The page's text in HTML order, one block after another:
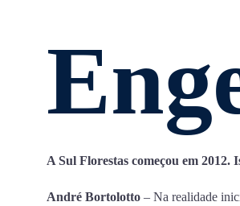
A Sul Florestas começou em 2012.
André Bortolotto – Na realidade